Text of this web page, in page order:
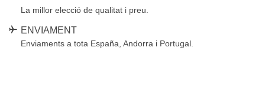
La millor elecció de qualitat i preu.
ENVIAMENT
Enviaments a tota España, Andorra i Portugal.